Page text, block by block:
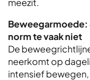
Beweegarmoede:
norm te vaak niet
De
neerkomt op
intensief